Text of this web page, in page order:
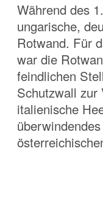
Während des
ungarische,
Rotwand. Für
war die
feindlichen
Schutzwall zur
italienische